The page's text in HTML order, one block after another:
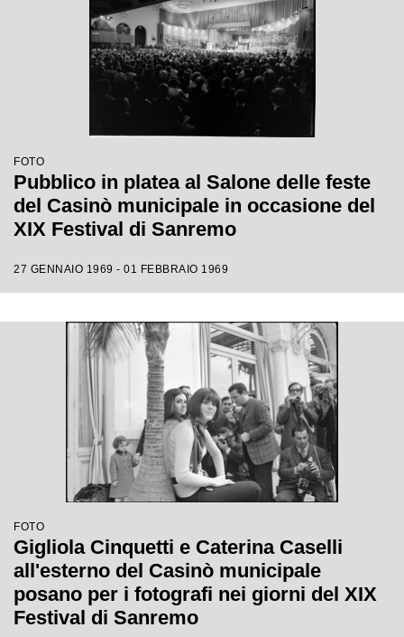
FOTO
Pubblico in platea al Salone delle feste
del Casinò municipale in occasione del
XIX Festival di Sanremo
27 GENNAIO 1969 - 01 FEBBRAIO 1969
FOTO
Gigliola Cinquetti e Caterina Caselli
all'esterno del Casinò municipale
posano per i fotografi nei giorni del XIX
Festival di Sanremo